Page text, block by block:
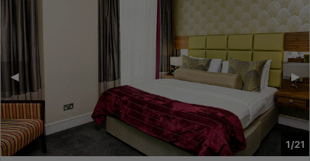
1/21
▶︎
◀︎